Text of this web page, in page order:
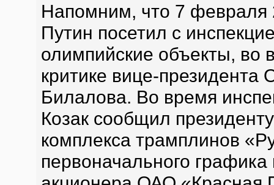
Напомним, что 7 февраля
Путин посетил с
олимпийские объекты, во
критике вице-президента
Билалова. Во время
Козак сообщил
комплекса трамплинов
первоначального